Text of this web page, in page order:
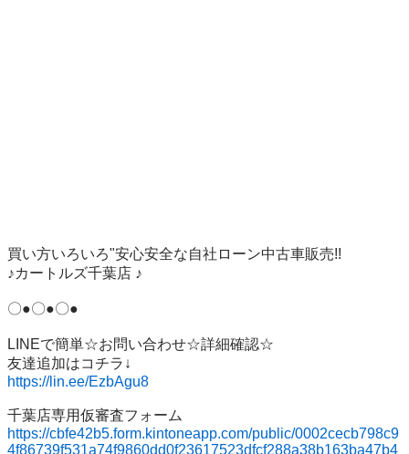
買い方いろいろ"安心安全な自社ローン中古車販売!!
♪カートルズ千葉店 ♪
〇●〇●〇●
LINEで簡単☆お問い合わせ☆詳細確認☆
https://lin.ee/EzbAgu8
https://cbfe42b5.form.kintoneapp.com/public/0002cecb798c9
4f86739f531a74f9860dd0f23617523dfcf288a38b163ba47b4